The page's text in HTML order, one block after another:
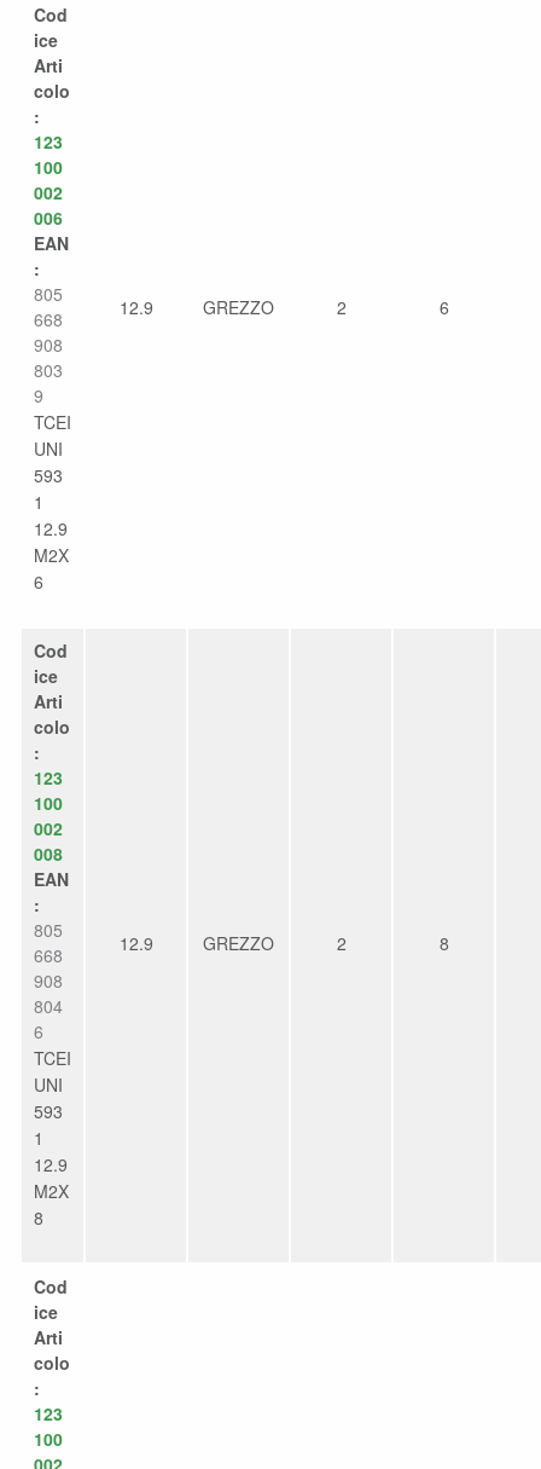
Cod
ice
Arti
colo
:
123
100
002
006
EAN
:
805
668
908
803
9
TCEI
UNI
593
1
12.9
M2X
6
12.9 GREZZO 2 6
Cod
ice
Arti
colo
:
123
100
002
008
EAN
:
805
668
908
804
6
TCEI
UNI
593
1
12.9
M2X
8
12.9 GREZZO 2 8
Cod
ice
Arti
colo
:
123
100
002